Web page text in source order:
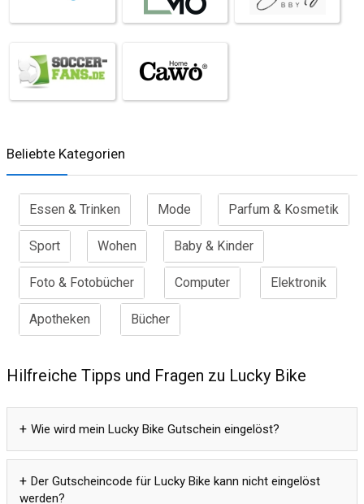
Beliebte Kategorien
Essen & Trinken Mode Parfum & Kosmetik
Sport Wohen Baby & Kinder
Foto & Fotobücher Computer Elektronik
Apotheken Bücher
Hilfreiche Tipps und Fragen zu Lucky Bike
Wie wird mein Lucky Bike Gutschein eingelöst?
Der Gutscheincode für Lucky Bike kann nicht eingelöst
werden?